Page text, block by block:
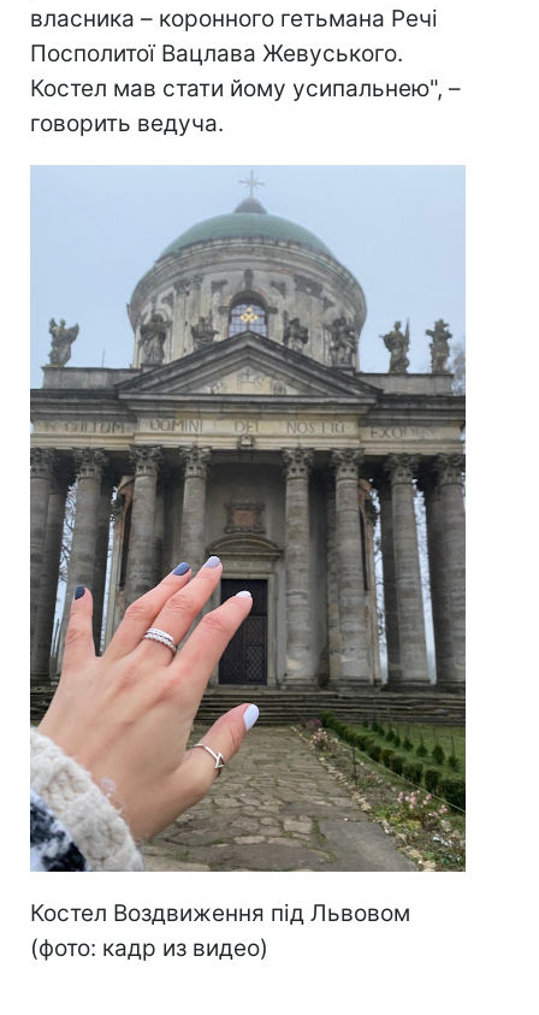
власника – коронного гетьмана Речі
Посполитої Вацлава Жевуського.
Костел мав стати йому усипальнею", –
говорить ведуча.
Костел Воздвиження під Львовом
(фото: кадр из видео)